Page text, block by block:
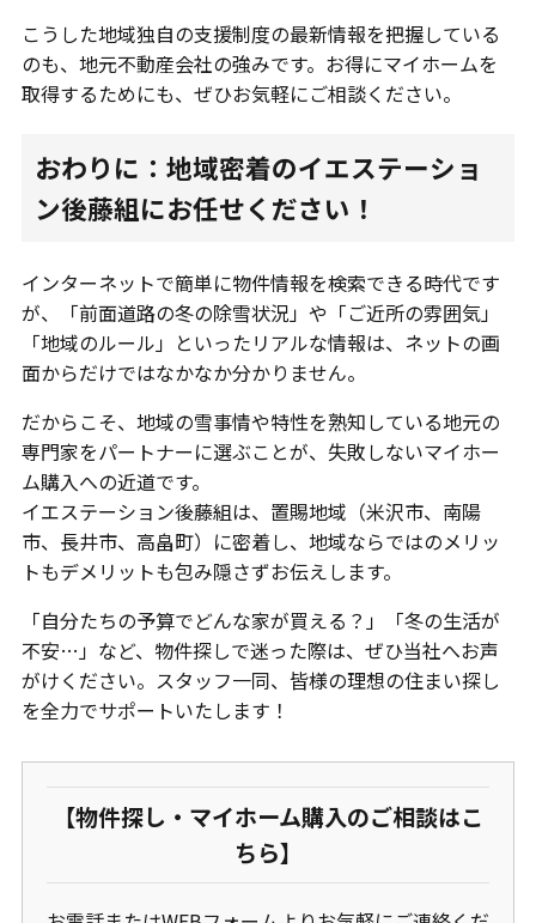
こうした地域独自の支援制度の最新情報を把握している
のも、地元不動産会社の強みです。お得にマイホームを
取得するためにも、ぜひお気軽にご相談ください。
おわりに：地域密着のイエステーショ
ン後藤組にお任せください！
インターネットで簡単に物件情報を検索できる時代です
が、「前面道路の冬の除雪状況」や「ご近所の雰囲気」
「地域のルール」といったリアルな情報は、ネットの画
面からだけではなかなか分かりません。
だからこそ、地域の雪事情や特性を熟知している地元の
専門家をパートナーに選ぶことが、失敗しないマイホー
ム購入への近道です。
イエステーション後藤組は、置賜地域（米沢市、南陽
市、長井市、高畠町）に密着し、地域ならではのメリッ
トもデメリットも包み隠さずお伝えします。
「自分たちの予算でどんな家が買える？」「冬の生活が
不安…」など、物件探しで迷った際は、ぜひ当社へお声
がけください。スタッフ一同、皆様の理想の住まい探し
を全力でサポートいたします！
【物件探し・マイホーム購入のご相談はこ
ちら】